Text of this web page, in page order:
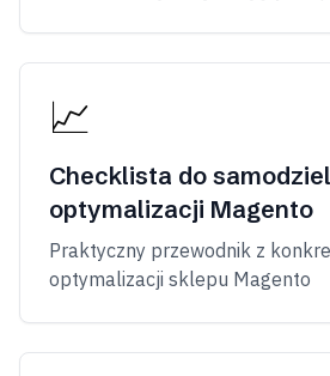
📈
Checklista do
optymalizacji Magento
Praktyczny przewodnik z
optymalizacji sklepu Magento